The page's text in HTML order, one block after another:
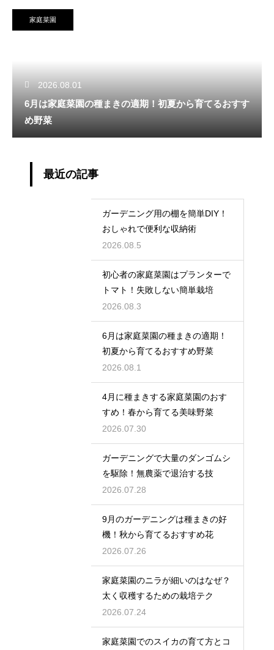
家庭菜園
2026.08.01
6月は家庭菜園の種まきの適期！初夏から育てるおすす
め野菜
最近の記事
ガーデニング用の棚を簡単DIY！
おしゃれで便利な収納術
2026.08.5
初心者の家庭菜園はプランターで
トマト！失敗しない簡単栽培
2026.08.3
6月は家庭菜園の種まきの適期！
初夏から育てるおすすめ野菜
2026.08.1
4月に種まきする家庭菜園のおす
すめ！春から育てる美味野菜
2026.07.30
ガーデニングで大量のダンゴムシ
を駆除！無農薬で退治する技
2026.07.28
9月のガーデニングは種まきの好
機！秋から育てるおすすめ花
2026.07.26
家庭菜園のニラが細いのはなぜ？
太く収穫するための栽培テク
2026.07.24
家庭菜園でのスイカの育て方とコ